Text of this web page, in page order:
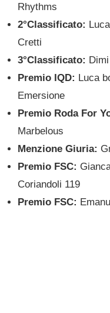
Rhythms
2°Classificato:
Cretti
3°Classificato:
Premio IQD: Luca
Emersione
Premio Roda For
Marbelous
Menzione Giuria:
Premio FSC:
Coriandoli 119
Premio FSC: